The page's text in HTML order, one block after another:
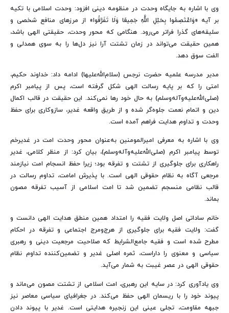
وی با اشاره به جایگاه وحدت در منظومه دینی افزود: وحدت اسلامی با تکیه
بر آیه «وَاعْتَصِمُوا بِحَبْلِ اللَّهِ جَمِیعًا وَلَا تَفَرَّقُوا» از مرزهای منافع شخصی و
سلیقه‌های گذرا فراتر می‌رود. هنگامی که محور وحدت، حقیقتی الهی باشد،
همین حقیقت می‌تواند در زمان تشتت آرا نیز دل‌ها را به سوی همدلی و
الفت سوق دهد.
مدیر مدرسه علمیه حضرت نرجس (سلام‌الله‌علیها) ادامه داد: خداوند حکیم،
امتی را که بر پایه رسالت الهی شکل گرفته است، پس از پیامبر اکرم
(صلی‌الله‌علیه‌وآله‌وسلم) به حال خود رها نمی‌کند. این حقیقت در قالب اکمال
دین و اتمام نعمت جلوه‌گر شده و از طریق واقعه غدیر، سازوکاری برای حفظ
وحدت و تداوم هدایت فراهم آمده است.
وی با اشاره به معرفی امیرالمومنین به‌عنوان محور وحدت امت در غدیرخم
توسط پیامبر اکرم (صلی‌الله‌علیه‌وآله‌وسلم)، بیان کرد: از منظر کلامی، غدیر
راهکاری برای جلوگیری از تشتت و تفرقه بود؛ زیرا حفظ انسجام امت نیازمند
مرجعی آگاه به نظام حقوقی الهی است. با پذیرش امامت، تداوم رسالت در
قالب نظامی منسجم تضمین شد تا امت اسلامی از آسیب تفرقه مصون
بماند.
خانم ساداتی اصل ولایت فقیه را امتداد همین منطق هدایت الهی دانست و
گفت: ولایت فقیه برای جلوگیری از هرج‌ومرج اجتماعی و تفرقه در احکام
مطرح شده است و فقیه جامع‌الشرایط که صلاحیت مرجعیت دینی و رهبری
سیاسی و معنوی را داراست، ثمره اصلی غدیر و تضمین‌کننده تداوم نظام
حقوقی الهی در عصر غیبت به شمار می‌آید.
وی یادآوری کرد: در سایه این رهبری، امت اسلامی از تشتت مصون می‌ماند و
پیوند خود را با ریسمان الهی حفظ می‌کند. در جغرافیای سیاسی معاصر نیز
جبهه مقاومت، تجلی عینی این زنجیره هدایتی است. غدیر با پیوند دادن